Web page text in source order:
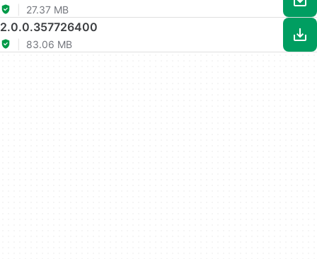
27.37 MB
2.0.0.357726400
83.06 MB